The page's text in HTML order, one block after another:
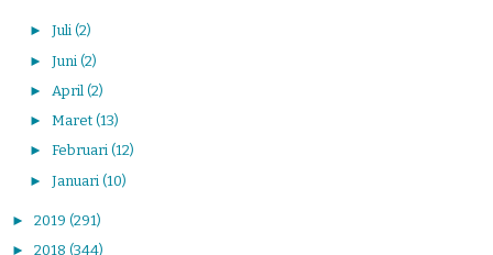
► Juli (2)
► Juni (2)
► April (2)
► Maret (13)
► Februari (12)
► Januari (10)
► 2019 (291)
► 2018 (344)